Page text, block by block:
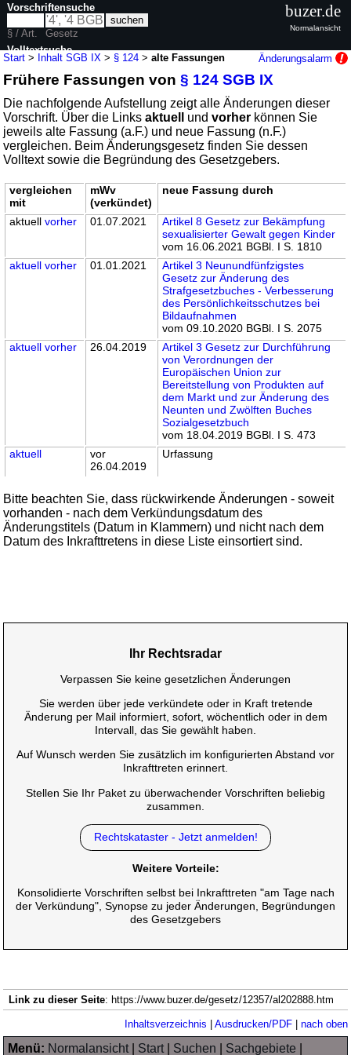
Start > Inhalt SGB IX > § 124 >alte Fassungen Änderungsalarm
Frühere Fassungen von§ 124 SGB IX
Die nachfolgende Aufstellung zeigt alle Änderungen dieser
Vorschrift. Über die Linksaktuell undvorher können Sie
jeweils alte Fassung (a.F.) und neue Fassung (n.F.)
vergleichen. Beim Änderungsgesetz finden Sie dessen
Volltext sowie die Begründung des Gesetzgebers.
vergleichen
mit
mWv
(verkündet)
neue Fassung durch
aktuellvorher 01.07.2021
Artikel 8 Gesetz zur Bekämpfung
sexualisierter Gewalt gegen Kinder
vom 16.06.2021 BGBl. I S. 1810
aktuell vorher 01.01.2021
Artikel 3 Neunundfünfzigstes
Gesetz zur Änderung des
Strafgesetzbuches - Verbesserung
des Persönlichkeitsschutzes bei
Bildaufnahmen
vom 09.10.2020 BGBl. I S. 2075
aktuell vorher 26.04.2019
Artikel 3 Gesetz zur Durchführung
von Verordnungen der
Europäischen Union zur
Bereitstellung von Produkten auf
dem Markt und zur Änderung des
Neunten und Zwölften Buches
Sozialgesetzbuch
vom 18.04.2019 BGBl. I S. 473
aktuell
vor
26.04.2019
Urfassung
Bitte beachten Sie, dass rückwirkende Änderungen - soweit
vorhanden - nach dem Verkündungsdatum des
Änderungstitels (Datum in Klammern) und nicht nach dem
Datum des Inkrafttretens in diese Liste einsortiert sind.
Vorschriftensuche
§ / Art.
Gesetz
Volltextsuche
nur in SGB IX
buzer.de
Normalansicht
Ihr Rechtsradar
Verpassen Sie keine gesetzlichen Änderungen
Sie werden über jede verkündete oder in Kraft tretende
Änderung per Mail informiert, sofort, wöchentlich oder in dem
Intervall, das Sie gewählt haben.
Auf Wunsch werden Sie zusätzlich im konfigurierten Abstand vor
Inkrafttreten erinnert.
Stellen Sie Ihr Paket zu überwachender Vorschriften beliebig
zusammen.
Rechtskataster - Jetzt anmelden!
Weitere Vorteile:
Konsolidierte Vorschriften selbst bei Inkrafttreten "am Tage nach
der Verkündung", Synopse zu jeder Änderungen, Begründungen
des Gesetzgebers
Link zu dieser Seite: https://www.buzer.de/gesetz/12357/al202888.htm
Inhaltsverzeichnis Ausdrucken/PDF| nach oben
Menü: Normalansicht| Start| Suchen Sachgebiete